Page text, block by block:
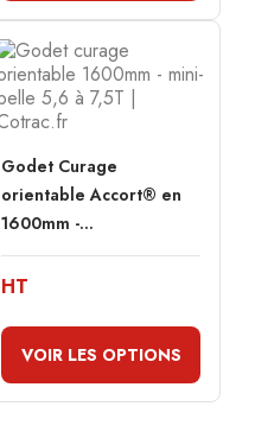
Godet Curage
orientable Accort® en
1600mm -...
HT
VOIR LES OPTIONS